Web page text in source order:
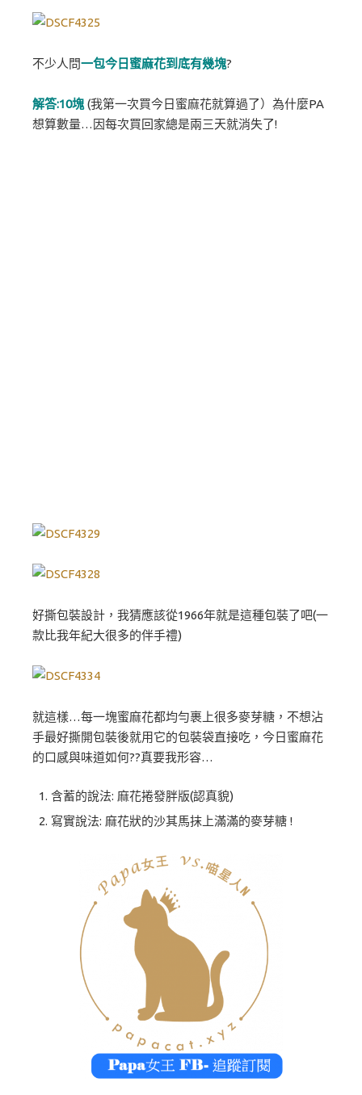
不少人問一包今日蜜麻花到底有幾塊?
解答:10塊 (我第一次買今日蜜麻花就算過了）為什麼PA
想算數量…因每次買回家總是兩三天就消失了!
好撕包裝設計，我猜應該從1966年就是這種包裝了吧(一
款比我年紀大很多的伴手禮)
就這樣…每一塊蜜麻花都均勻裹上很多麥芽糖，不想沾
手最好撕開包裝後就用它的包裝袋直接吃，今日蜜麻花
的口感與味道如何??真要我形容…
含蓄的說法: 麻花捲發胖版(認真貌)
寫實說法: 麻花狀的沙其馬抹上滿滿的麥芽糖 !